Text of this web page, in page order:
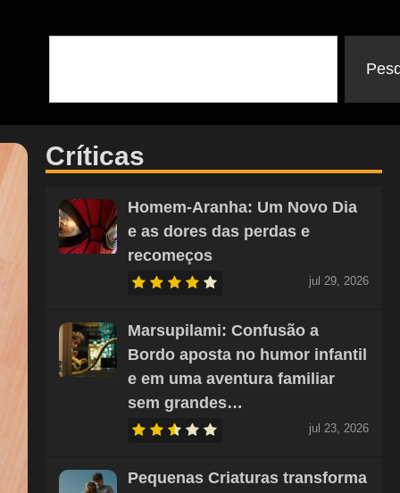
Críticas
Homem-Aranha: Um Novo Dia
e as dores das perdas e
recomeços
jul 29, 2026
Marsupilami: Confusão a
Bordo aposta no humor infantil
e em uma aventura familiar
sem grandes…
jul 23, 2026
Pequenas Criaturas transforma